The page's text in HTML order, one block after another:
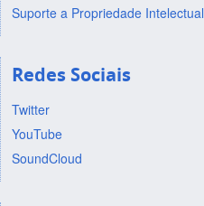
Suporte a Propriedade Intelectual
Redes Sociais
Twitter
YouTube
SoundCloud